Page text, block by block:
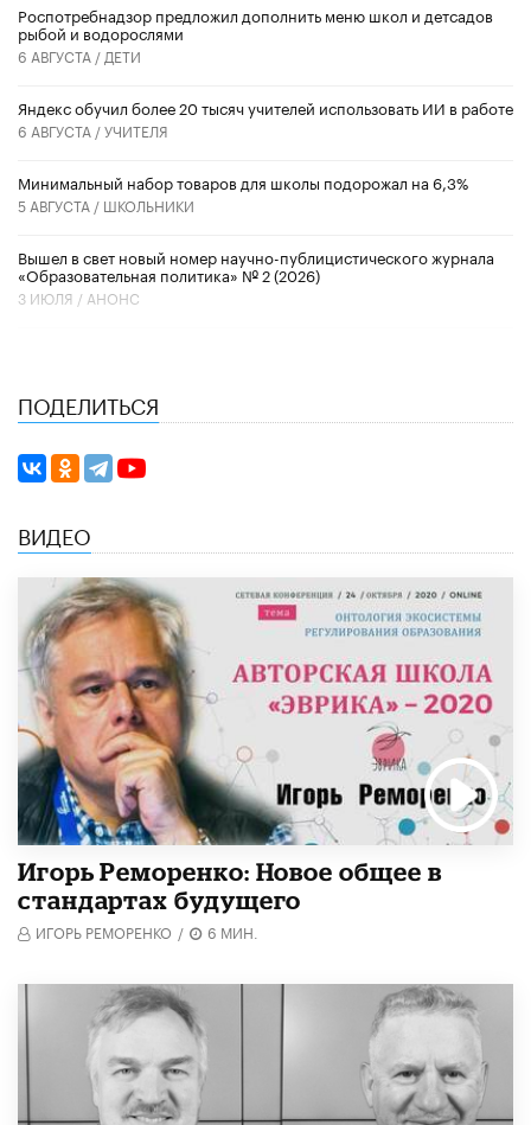
Роспотребнадзор предложил дополнить меню школ и детсадов
рыбой и водорослями
6 АВГУСТА / ДЕТИ
​Яндекс обучил более 20 тысяч учителей использовать ИИ в работе
6 АВГУСТА /УЧИТЕЛЯ
Минимальный набор товаров для школы подорожал на 6,3%
5 АВГУСТА / ШКОЛЬНИКИ
Вышел в свет новый номер научно-публицистического журнала
«Образовательная политика» № 2 (2026)
3 ИЮЛЯ / АНОНС
ПОДЕЛИТЬСЯ
ВИДЕО
Игорь Реморенко: Новое общее в
стандартах будущего
ИГОРЬ РЕМОРЕНКО / 6 МИН.